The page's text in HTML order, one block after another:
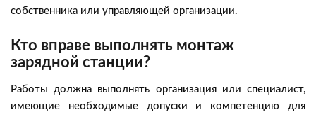
собственника или управляющей организации.
Кто вправе выполнять монтаж
зарядной станции?
Работы должна выполнять организация или специалист,
имеющие необходимые допуски и компетенцию для